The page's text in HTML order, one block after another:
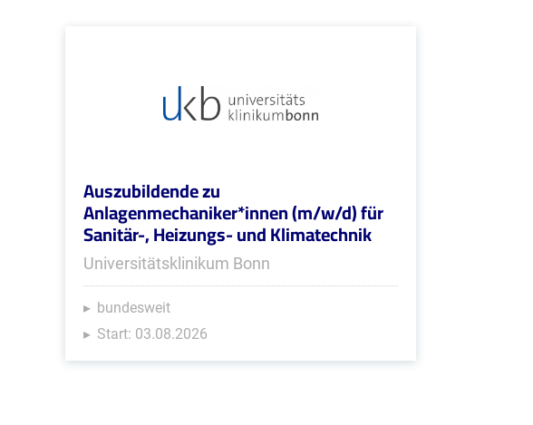
Auszubildende zu
Anlagenmechaniker*innen (m/w/d) für
Sanitär-, Heizungs- und Klimatechnik
Universitätsklinikum Bonn
bundesweit
Start: 03.08.2026